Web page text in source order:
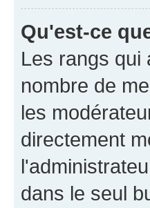
Qu'est-ce
Les rangs qui
nombre de
les
directement
dans le seul